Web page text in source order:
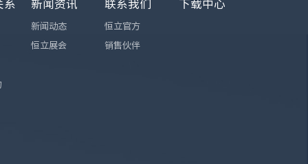
系 新闻资讯
新闻动态
恒立展会
联系我们
恒立官方
销售伙伴
下载中心